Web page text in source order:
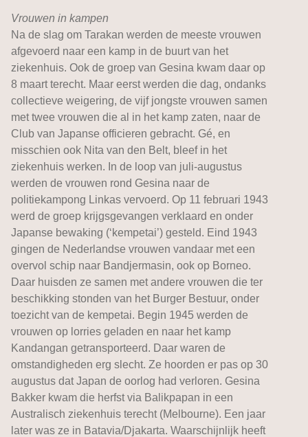
Vrouwen in kampen
Na de slag om Tarakan werden de meeste vrouwen
afgevoerd naar een kamp in de buurt van het
ziekenhuis. Ook de groep van Gesina kwam daar op
8 maart terecht. Maar eerst werden die dag, ondanks
collectieve weigering, de vijf jongste vrouwen samen
met twee vrouwen die al in het kamp zaten, naar de
Club van Japanse officieren gebracht. Gé, en
misschien ook Nita van den Belt, bleef in het
ziekenhuis werken. In de loop van juli-augustus
werden de vrouwen rond Gesina naar de
politiekampong Linkas vervoerd. Op 11 februari 1943
werd de groep krijgsgevangen verklaard en onder
Japanse bewaking (‘kempetai’) gesteld. Eind 1943
gingen de Nederlandse vrouwen vandaar met een
overvol schip naar Bandjermasin, ook op Borneo.
Daar huisden ze samen met andere vrouwen die ter
beschikking stonden van het Burger Bestuur, onder
toezicht van de kempetai. Begin 1945 werden de
vrouwen op lorries geladen en naar het kamp
Kandangan getransporteerd. Daar waren de
omstandigheden erg slecht. Ze hoorden er pas op 30
augustus dat Japan de oorlog had verloren. Gesina
Bakker kwam die herfst via Balikpapan in een
Australisch ziekenhuis terecht (Melbourne). Een jaar
later was ze in Batavia/Djakarta. Waarschijnlijk heeft